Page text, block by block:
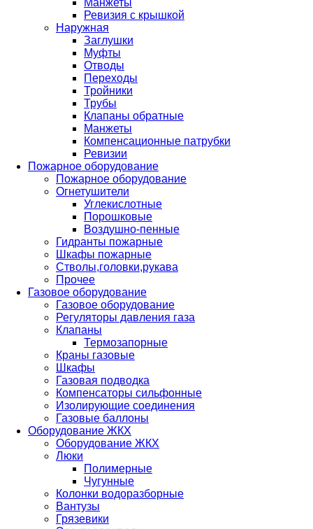
Манжеты
Ревизия с крышкой
Наружная
Заглушки
Муфты
Отводы
Переходы
Тройники
Трубы
Клапаны обратные
Манжеты
Компенсационные патрубки
Ревизии
Пожарное оборудование
Пожарное оборудование
Огнетушители
Углекислотные
Порошковые
Воздушно-пенные
Гидранты пожарные
Шкафы пожарные
Стволы,головки,рукава
Прочее
Газовое оборудование
Газовое оборудование
Регуляторы давления газа
Клапаны
Термозапорные
Краны газовые
Шкафы
Газовая подводка
Компенсаторы сильфонные
Изолирующие соединения
Газовые баллоны
Оборудование ЖКХ
Оборудование ЖКХ
Люки
Полимерные
Чугунные
Колонки водоразборные
Вантузы
Грязевики